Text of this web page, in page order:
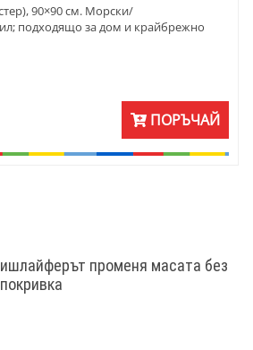
90×90 см. Морски/
подходящо за дом и крайбрежно
ПОРЪЧАЙ
променя масата без